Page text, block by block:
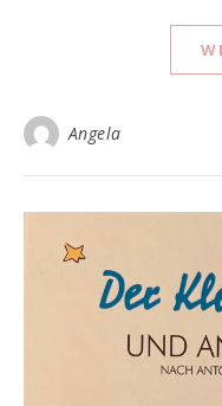
Angela